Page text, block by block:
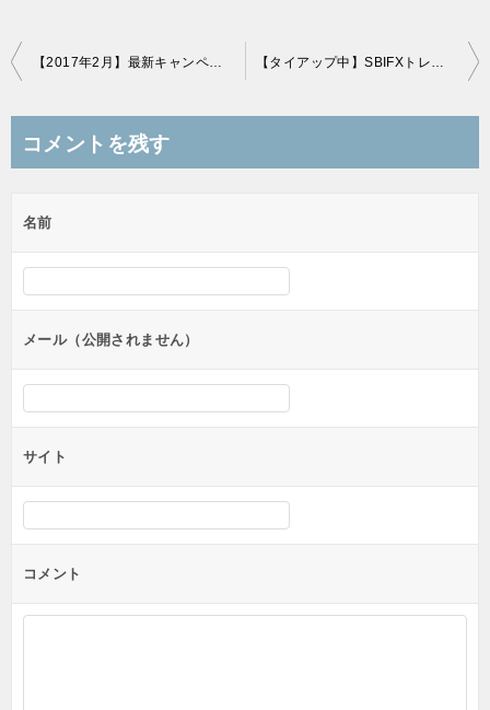
投
ビ
ー
シ
ョ
ン
コメントを残す
名前
メール（公開されません）
サイト
コメント